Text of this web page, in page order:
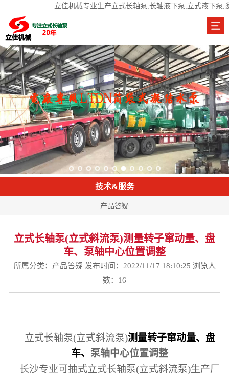
立佳机械专业生产立式长轴泵,长轴液下泵,立式液下
技术&服务
产品答疑
立式长轴泵(立式斜流泵)测量转子窜动量、盘
车、泵轴中心位置调整
所属分类： 产品答疑发布时间：2022/11/17 18:10:25 浏览人
数： 16
立式长轴泵(立式斜流泵)测量转子窜动量、盘
车、 泵轴中心位置调整
长沙专业可抽式立式长轴泵(立式斜流泵)生产厂